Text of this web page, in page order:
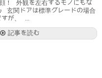
！ 外観を左右するモノにもな
玄関ドアは標準グレードの場合
すが、 ...
記事を読む